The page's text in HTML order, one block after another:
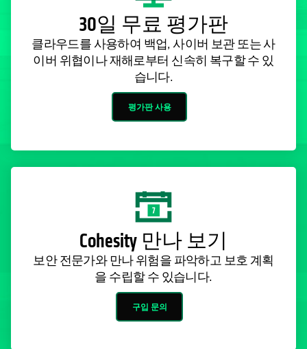
30일 무료 평가판
클라우드를 사용하여 백업, 사이버 보관 또는 사
이버 위협이나 재해로부터 신속히 복구할 수 있
습니다.
평가판 사용
Cohesity 만나 보기
보안 전문가와 만나 위험을 파악하고 보호 계획
을 수립할 수 있습니다.
구입 문의